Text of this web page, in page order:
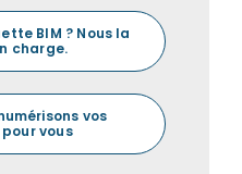
BIM ? Nous la
charge.
vos
vous